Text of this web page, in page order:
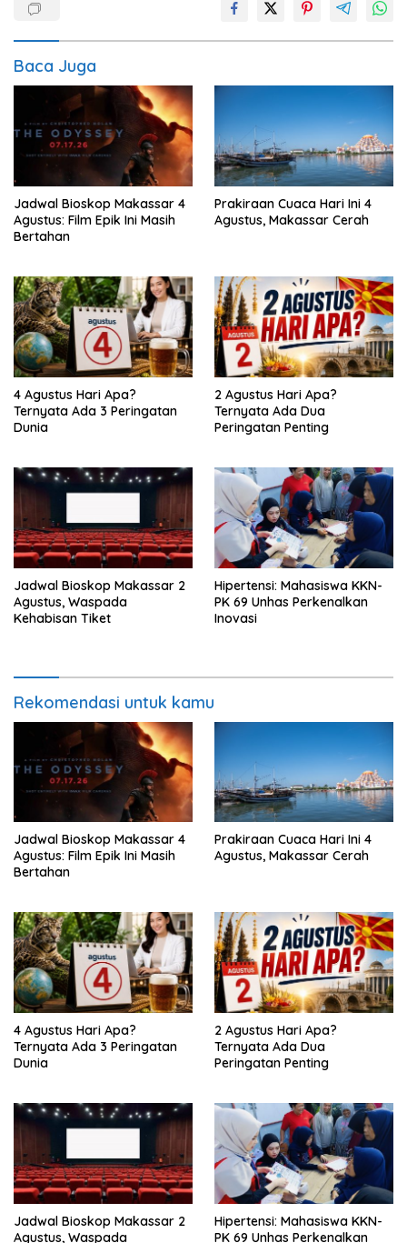
Baca Juga
Jadwal Bioskop Makassar 4
Agustus: Film Epik Ini Masih
Bertahan
Prakiraan Cuaca Hari Ini 4
Agustus, Makassar Cerah
4 Agustus Hari Apa?
Ternyata Ada 3 Peringatan
Dunia
2 Agustus Hari Apa?
Ternyata Ada Dua
Peringatan Penting
Jadwal Bioskop Makassar 2
Agustus, Waspada
Kehabisan Tiket
Hipertensi: Mahasiswa KKN-
PK 69 Unhas Perkenalkan
Inovasi
Rekomendasi untuk kamu
Jadwal Bioskop Makassar 4
Agustus: Film Epik Ini Masih
Bertahan
Prakiraan Cuaca Hari Ini 4
Agustus, Makassar Cerah
4 Agustus Hari Apa?
Ternyata Ada 3 Peringatan
Dunia
2 Agustus Hari Apa?
Ternyata Ada Dua
Peringatan Penting
Jadwal Bioskop Makassar 2
Agustus, Waspada
Hipertensi: Mahasiswa KKN-
PK 69 Unhas Perkenalkan